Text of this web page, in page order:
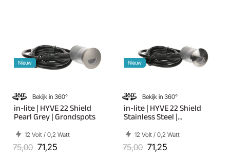
Bekijk in 360°
Nieuw
in-lite | HYVE 22 Shield
Pearl Grey | Grondspots
12 Volt / 0,2 Watt
75,00 71,25
Bekijk in 360°
Nieuw
in-lite | HYVE 22 Shield
Stainless Steel |
12 Volt / 0,2 Watt
75,00 71,25